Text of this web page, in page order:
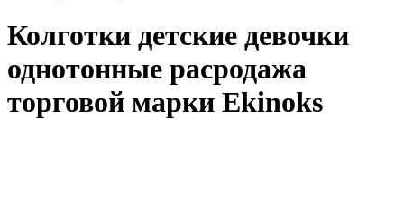
Колготки детские девочки
однотонные расродажа
торговой марки Ekinoks